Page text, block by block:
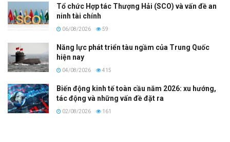
Tổ chức Hợp tác Thượng Hải (SCO) và vấn đề an
ninh tài chính
06/08/2026 59
Năng lực phát triển tàu ngầm của Trung Quốc
hiện nay
04/08/2026 415
Biến động kinh tế toàn cầu năm 2026: xu hướng,
tác động và những vấn đề đặt ra
02/08/2026 161